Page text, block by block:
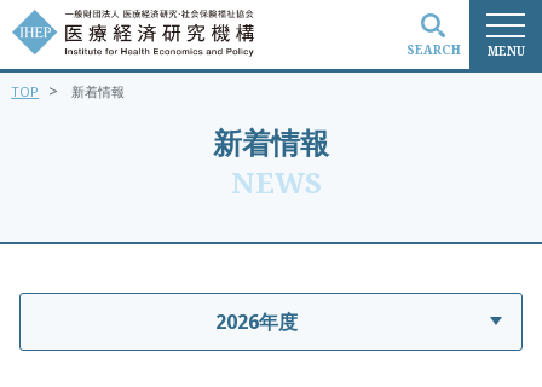
MENU
SEARCH
新着情報
NEWS
TOP > 新着情報
2026年度